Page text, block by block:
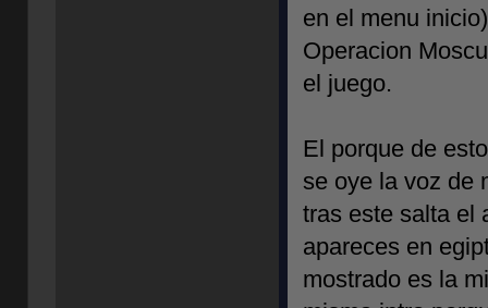
en el menu
Operacion
el juego.
El porque de
se oye la voz de
tras este salta el
apareces en
mostrado es la